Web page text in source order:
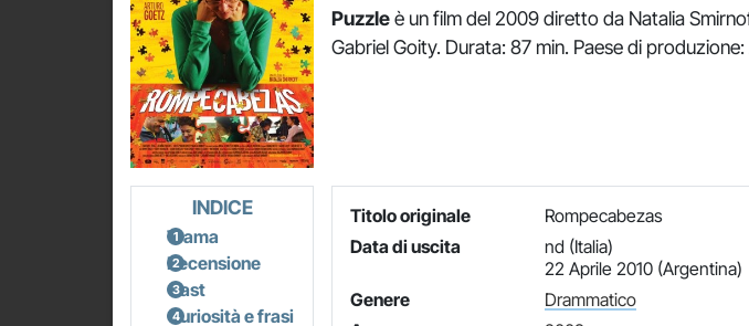
Puzzleè un film del 2009 diretto da Natalia
Gabriel Goity. Durata: 87 min. Paese di
INDICE
Trama
Recensione
Cast
Curiosità e frasi
Titolo originale
Rompecabezas
Data di uscita
nd (Italia)
22 Aprile 2010 (Argentina)
Genere
Drammatico